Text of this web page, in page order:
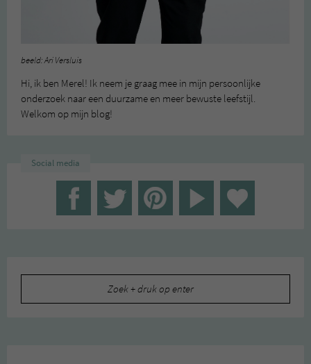
beeld: Ari Versluis
Hi, ik ben Merel! Ik neem je graag mee in mijn persoonlijke
onderzoek naar een duurzame en meer bewuste leefstijl.
Welkom op mijn blog!
Social media